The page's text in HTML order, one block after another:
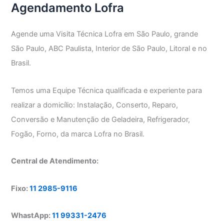
Agendamento Lofra
Agende uma Visita Técnica Lofra em São Paulo, grande
São Paulo, ABC Paulista, Interior de São Paulo, Litoral e no
Brasil.
Temos uma Equipe Técnica qualificada e experiente para
realizar a domicílio: Instalação, Conserto, Reparo,
Conversão e Manutenção de Geladeira, Refrigerador,
Fogão, Forno, da marca Lofra no Brasil.
Central de Atendimento:
Fixo:11 2985-9116
WhastApp:11 99331-2476